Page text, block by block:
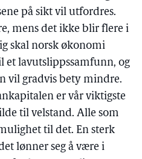
på sikt vil utfordres.
mens det ikke blir flere i
skal norsk økonomi
et lavutslippssamfunn, og
vil gradvis bety mindre.
er vår viktigste
til velstand. Alle som
til det. En sterk
lønner seg å være i